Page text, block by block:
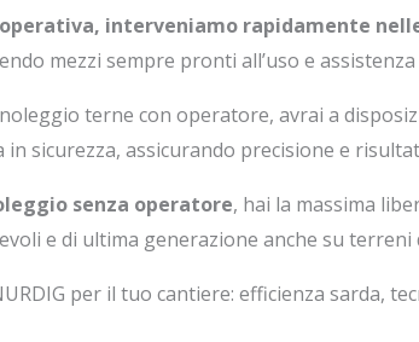
interveniamo rapidamente
mezzi sempre pronti all’uso e assistenza
terne con operatore, avrai a
in sicurezza, assicurando precisione e
senza operatore, hai la massima
e di ultima generazione anche su terreni
per il tuo cantiere: efficienza sarda,